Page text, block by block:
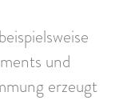
und
erzeugt